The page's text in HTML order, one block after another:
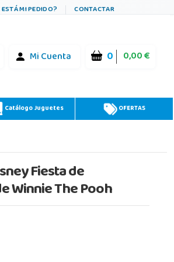
MI PEDIDO? CONTACTAR
Mi Cuenta 0 0,00 €
Catálogo Juguetes OFERTAS
Fiesta de
Winnie The Pooh